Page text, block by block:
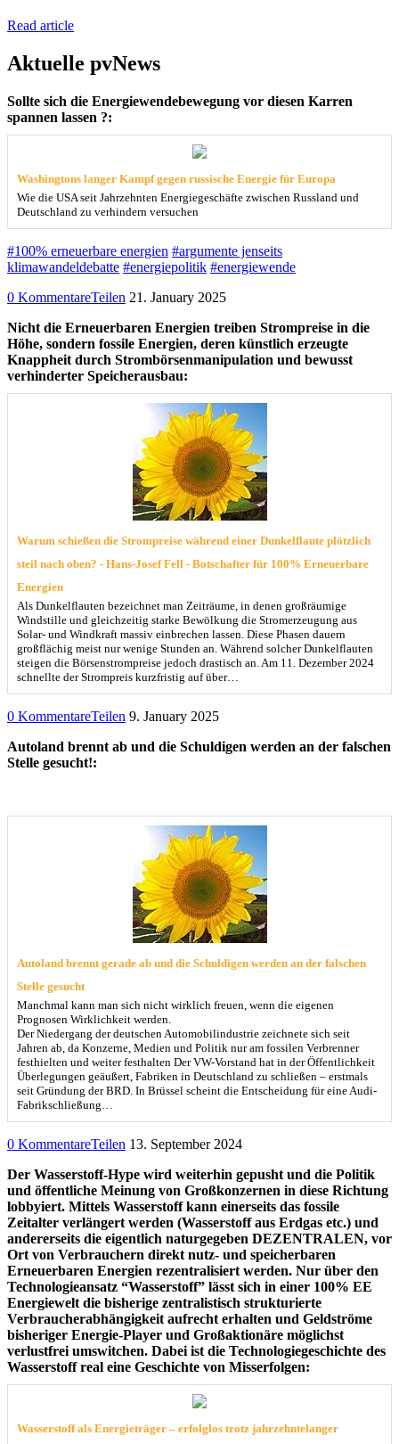
Read article
Aktuelle pvNews
Sollte sich die Energiewendebewegung vor diesen Karren
spannen lassen ?:
Washingtons langer Kampf gegen russische Energie für Europa
Wie die USA seit Jahrzehnten Energiegeschäfte zwischen Russland und
Deutschland zu verhindern versuchen
#100% erneuerbare energien #argumente jenseits
klimawandeldebatte #energiepolitik #energiewende
0 KommentareTeilen 21. January 2025
Nicht die Erneuerbaren Energien treiben Strompreise in die
Höhe, sondern fossile Energien, deren künstlich erzeugte
Knappheit durch Strombörsenmanipulation und bewusst
verhinderter Speicherausbau:
Warum schießen die Strompreise während einer Dunkelflaute plötzlich
steil nach oben? - Hans-Josef Fell - Botschafter für 100% Erneuerbare
Energien
Als Dunkelflauten bezeichnet man Zeiträume, in denen großräumige
Windstille und gleichzeitig starke Bewölkung die Stromerzeugung aus
Solar- und Windkraft massiv einbrechen lassen. Diese Phasen dauern
großflächig meist nur wenige Stunden an. Während solcher Dunkelflauten
steigen die Börsenstrompreise jedoch drastisch an. Am 11. Dezember 2024
schnellte der Strompreis kurzfristig auf über…
0 KommentareTeilen 9. January 2025
Autoland brennt ab und die Schuldigen werden an der falschen
Stelle gesucht!:
Autoland brennt gerade ab und die Schuldigen werden an der falschen
Stelle gesucht
Manchmal kann man sich nicht wirklich freuen, wenn die eigenen
Prognosen Wirklichkeit werden.
Der Niedergang der deutschen Automobilindustrie zeichnete sich seit
Jahren ab, da Konzerne, Medien und Politik nur am fossilen Verbrenner
festhielten und weiter festhalten Der VW-Vorstand hat in der Öffentlichkeit
Überlegungen geäußert, Fabriken in Deutschland zu schließen – erstmals
seit Gründung der BRD. In Brüssel scheint die Entscheidung für eine Audi-
Fabrikschließung…
0 KommentareTeilen 13. September 2024
Der Wasserstoff-Hype wird weiterhin gepusht und die Politik
und öffentliche Meinung von Großkonzernen in diese Richtung
lobbyiert. Mittels Wasserstoff kann einerseits das fossile
Zeitalter verlängert werden (Wasserstoff aus Erdgas etc.) und
andererseits die eigentlich naturgegeben DEZENTRALEN, vor
Ort von Verbrauchern direkt nutz- und speicherbaren
Erneuerbaren Energien rezentralisiert werden. Nur über den
Technologieansatz “Wasserstoff” lässt sich in einer 100% EE
Energiewelt die bisherige zentralistisch strukturierte
Verbraucherabhängigkeit aufrecht erhalten und Geldströme
bisheriger Energie-Player und Großaktionäre möglichst
verlustfrei umswitchen. Dabei ist die Technologiegeschichte des
Wasserstoff real eine Geschichte von Misserfolgen:
Wasserstoff als Energieträger – erfolglos trotz jahrzehntelanger